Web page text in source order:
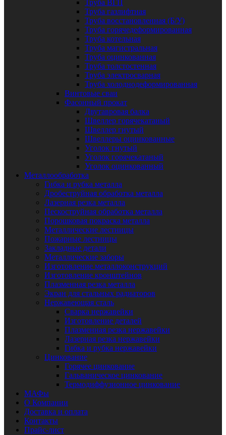
Труба ВГП
Труба газлифтная
Труба восстановленная (Б/У)
Труба горячедеформированная
Труба котельная
Труба магистральная
Труба оцинкованная
Труба толстостенная
Труба электросварная
Труба холоднодеформированная
Винтовые сваи
Фасонный прокат
Двутавровая балка
Швеллер горячекатаный
Швеллер гнутый
Швеллеры оцинкованные
Уголок гнутый
Уголок горячекатаный
Уголок оцинкованный
Металлообработка
Гибка и рубка металла
Дробеструйная обработка металла
Лазерная резка металла
Пескоструйная обработка металла
Порошковая покраска металла
Металлические лестницы
Пожарные лестницы
Закладные детали
Металлические заборы
Изготовление металлоконструкций
Изготовление кронштейнов
Плазменная резка металла
Экран для стальных радиаторов
Нержавеющая сталь
Сварка нержавейки
Изготовление деталей
Плазменная резка нержавейки
Лазерная резка нержавейки
Гибка и рубка нержавейки
Цинкование
Горячее цинкование
Гальваническое цинкование
Термодиффузионное цинкование
МАФы
О Компании
Доставка и оплата
Контакты
Прайс-лист